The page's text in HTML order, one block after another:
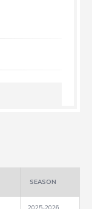
SEASON